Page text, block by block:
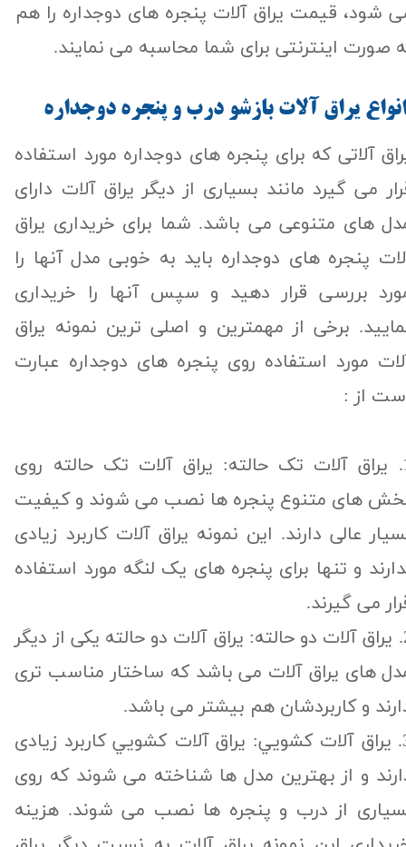
شود، قیمت یراق آلات پنجره های دوجداره را هم
صورت اینترنتی برای شما محاسبه می نمایند.
آلاتی که برای پنجره های دوجداره مورد استفاده
می گیرد مانند بسیاری از دیگر یراق آلات دارای
های متنوعی می باشد. شما برای خریداری یراق
پنجره های دوجداره باید به خوبی مدل آنها را
بررسی قرار دهید و سپس آنها را خریداری
برخی از مهمترین و اصلی ترین نمونه یراق
مورد استفاده روی پنجره های دوجداره عبارت
از :
1. یراق آلات تک حالته: یراق آلات تک حالته روی
های متنوع پنجره ها نصب می شوند و کیفیت
عالی دارند. این نمونه یراق آلات کاربرد زیادی
و تنها برای پنجره های یک لنگه مورد استفاده
می گیرند.
حالته
یکی از دیگر
های یراق آلات می باشد که ساختار مناسب تری
و کاربردشان هم بیشتر می باشد.
3. یراق آلات كشويي: یراق آلات كشويي کاربرد زیادی
و از بهترین مدل ها شناخته می شوند که روی
از درب و پنجره ها نصب می شوند. هزینه
يراق آلات بازشو درب و پنجره دوجداره